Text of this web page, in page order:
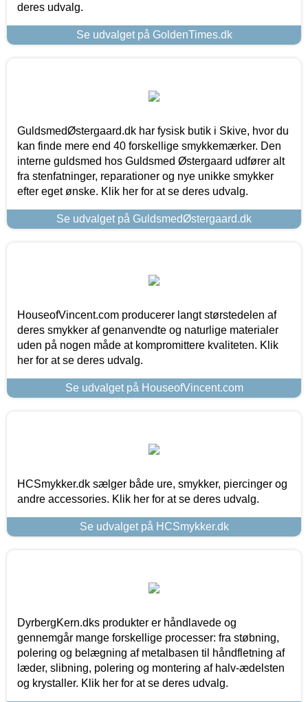
deres udvalg.
Se udvalget på GoldenTimes.dk
GuldsmedØstergaard.dk har fysisk butik i Skive, hvor du
kan finde mere end 40 forskellige smykkemærker. Den
interne guldsmed hos Guldsmed Østergaard udfører alt
fra stenfatninger, reparationer og nye unikke smykker
efter eget ønske. Klik her for at se deres udvalg.
Se udvalget på GuldsmedØstergaard.dk
HouseofVincent.com producerer langt størstedelen af
deres smykker af genanvendte og naturlige materialer
uden på nogen måde at kompromittere kvaliteten. Klik
her for at se deres udvalg.
Se udvalget på HouseofVincent.com
HCSmykker.dk sælger både ure, smykker, piercinger og
andre accessories. Klik her for at se deres udvalg.
Se udvalget på HCSmykker.dk
DyrbergKern.dks produkter er håndlavede og
gennemgår mange forskellige processer: fra støbning,
polering og belægning af metalbasen til håndfletning af
læder, slibning, polering og montering af halv-ædelsten
og krystaller. Klik her for at se deres udvalg.